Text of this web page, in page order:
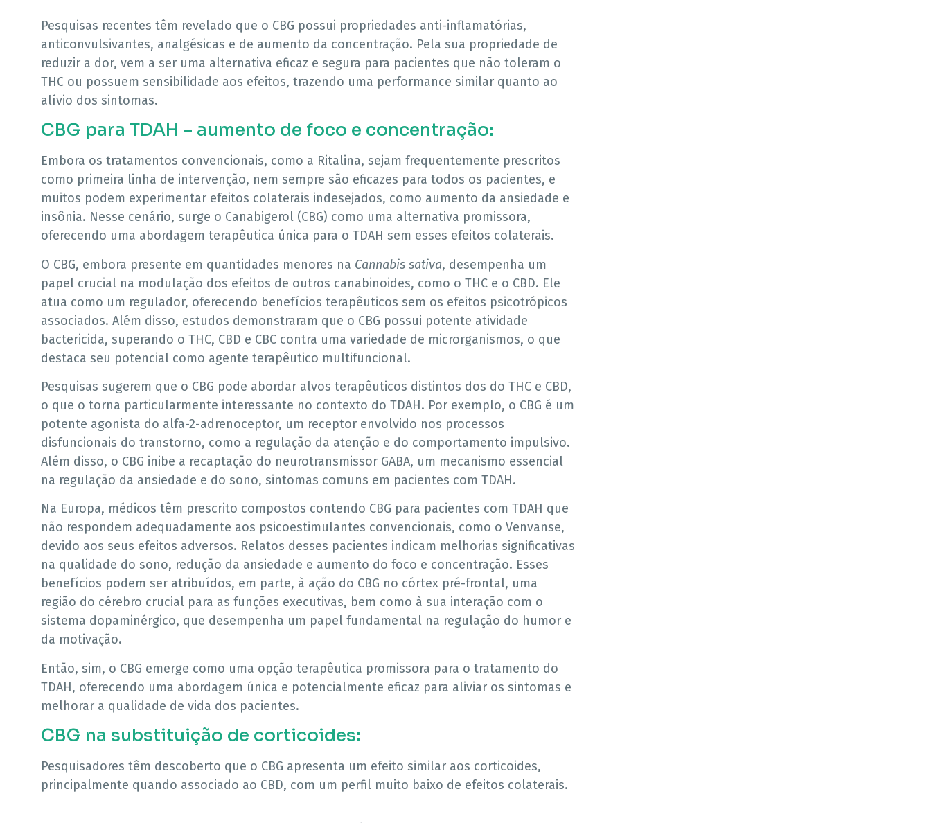
Pesquisas recentes têm revelado que o CBG possui propriedades anti-inflamatórias,
anticonvulsivantes, analgésicas e de aumento da concentração. Pela sua propriedade de
reduzir a dor, vem a ser uma alternativa eficaz e segura para pacientes que não toleram o
THC ou possuem sensibilidade aos efeitos, trazendo uma performance similar quanto ao
alívio dos sintomas.
CBG para TDAH – aumento de foco e concentração:
Embora os tratamentos convencionais, como a Ritalina, sejam frequentemente prescritos
como primeira linha de intervenção, nem sempre são eficazes para todos os pacientes, e
muitos podem experimentar efeitos colaterais indesejados, como aumento da ansiedade e
insônia. Nesse cenário, surge o Canabigerol (CBG) como uma alternativa promissora,
oferecendo uma abordagem terapêutica única para o TDAH sem esses efeitos colaterais.
O CBG, embora presente em quantidades menores na Cannabis sativa, desempenha um
papel crucial na modulação dos efeitos de outros canabinoides, como o THC e o CBD. Ele
atua como um regulador, oferecendo benefícios terapêuticos sem os efeitos psicotrópicos
associados. Além disso, estudos demonstraram que o CBG possui potente atividade
bactericida, superando o THC, CBD e CBC contra uma variedade de microrganismos, o que
destaca seu potencial como agente terapêutico multifuncional.
Pesquisas sugerem que o CBG pode abordar alvos terapêuticos distintos dos do THC e CBD,
o que o torna particularmente interessante no contexto do TDAH. Por exemplo, o CBG é um
potente agonista do alfa-2-adrenoceptor, um receptor envolvido nos processos
disfuncionais do transtorno, como a regulação da atenção e do comportamento impulsivo.
Além disso, o CBG inibe a recaptação do neurotransmissor GABA, um mecanismo essencial
na regulação da ansiedade e do sono, sintomas comuns em pacientes com TDAH.
Na Europa, médicos têm prescrito compostos contendo CBG para pacientes com TDAH que
não respondem adequadamente aos psicoestimulantes convencionais, como o Venvanse,
devido aos seus efeitos adversos. Relatos desses pacientes indicam melhorias significativas
na qualidade do sono, redução da ansiedade e aumento do foco e concentração. Esses
benefícios podem ser atribuídos, em parte, à ação do CBG no córtex pré-frontal, uma
região do cérebro crucial para as funções executivas, bem como à sua interação com o
sistema dopaminérgico, que desempenha um papel fundamental na regulação do humor e
da motivação.
Então, sim, o CBG emerge como uma opção terapêutica promissora para o tratamento do
TDAH, oferecendo uma abordagem única e potencialmente eficaz para aliviar os sintomas e
melhorar a qualidade de vida dos pacientes.
CBG na substituição de corticoides:
Pesquisadores têm descoberto que o CBG apresenta um efeito similar aos corticoides,
principalmente quando associado ao CBD, com um perfil muito baixo de efeitos colaterais.